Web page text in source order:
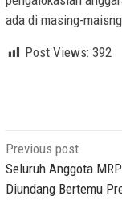
ada di masing-
Post Views: 392
Post
navigation
Previous post
Seluruh Anggota
Diundang Bertemu